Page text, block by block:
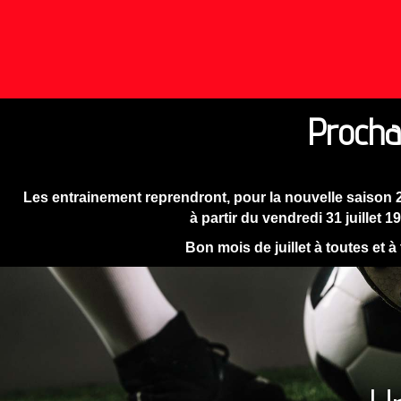
Les entrainement reprendront, pour la nouvelle saison
à partir du vendredi 31 juillet
Bon mois de juillet à toutes et à